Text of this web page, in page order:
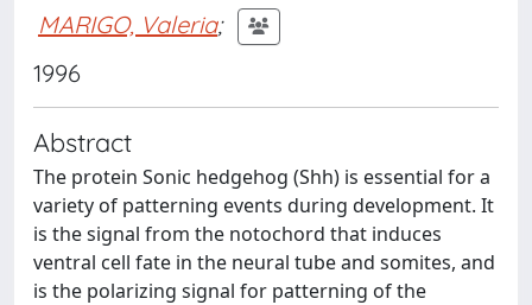
MARIGO, Valeria;
1996
Abstract
The protein Sonic hedgehog (Shh) is essential for a
variety of patterning events during development. It
is the signal from the notochord that induces
ventral cell fate in the neural tube and somites, and
is the polarizing signal for patterning of the